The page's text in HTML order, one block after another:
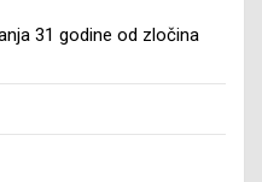
31 godine od zločina